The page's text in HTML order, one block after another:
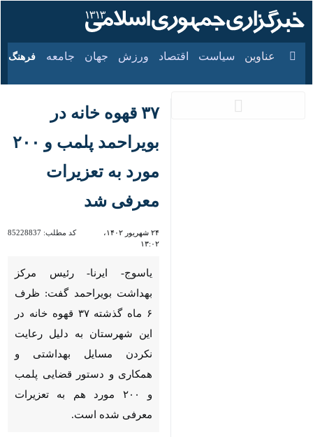
عناوین‌ سیاست اقتصاد ورزش جهان جامعه فرهنگ
۳۷ قهوه خانه در
بویراحمد پلمب و ۲۰۰
مورد به تعزیرات
معرفی شد
۲۴ شهریور ۱۴۰۲،
۱۳:۰۲
کد مطلب: 85228837
یاسوج- ایرنا- رئیس مرکز
بهداشت بویراحمد گفت: ظرف ۶
ماه گذشته ۳۷ قهوه خانه در این
شهرستان به دلیل رعایت نکردن
مسایل بهداشتی و همکاری و
دستور قضایی پلمب و ۲۰۰ مورد
هم به تعزیرات معرفی شده
است.